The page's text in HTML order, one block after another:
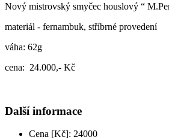
Nový mistrovský smyčec houslový “
materiál - fernambuk, stříbrné provedení
váha: 62g
cena: 24.000,- Kč
Další informace
Cena [Kč]: 24000